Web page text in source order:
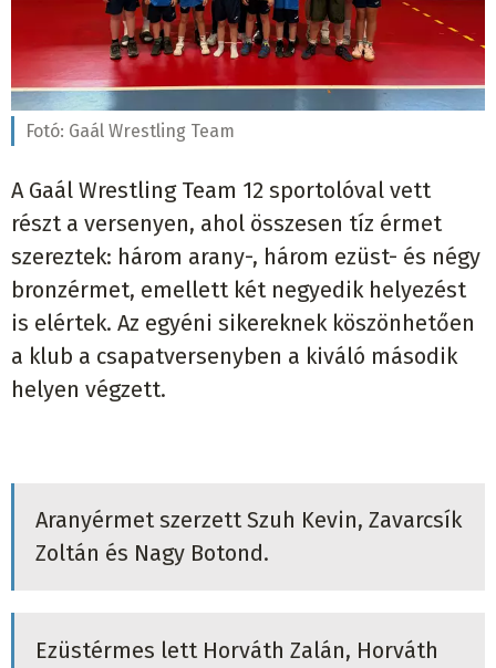
Fotó: Gaál Wrestling Team
A Gaál Wrestling Team 12 sportolóval vett
részt a versenyen, ahol összesen tíz érmet
szereztek: három arany-, három ezüst- és négy
bronzérmet, emellett két negyedik helyezést
is elértek. Az egyéni sikereknek köszönhetően
a klub a csapatversenyben a kiváló második
helyen végzett.
Aranyérmet szerzett Szuh Kevin, Zavarcsík
Zoltán és Nagy Botond.
Ezüstérmes lett Horváth Zalán, Horváth